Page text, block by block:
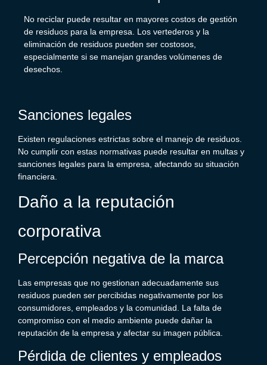
No reciclar puede resultar en mayores costos de gestión
de residuos para la empresa. Los vertederos y la
eliminación de residuos pueden ser costosos,
especialmente si se manejan grandes volúmenes de
desechos.
Sanciones legales
Existen regulaciones estrictas sobre el manejo de residuos.
No cumplir con estas normativas puede resultar en multas y
sanciones legales para la empresa, afectando su situación
financiera.
Daño a la reputación
corporativa
Percepción negativa de la marca
Las empresas que no gestionan adecuadamente sus
residuos pueden ser percibidas negativamente por los
consumidores, empleados y la comunidad. La falta de
compromiso con el medio ambiente puede dañar la
reputación de la empresa y afectar su imagen pública.
Pérdida de clientes y empleados